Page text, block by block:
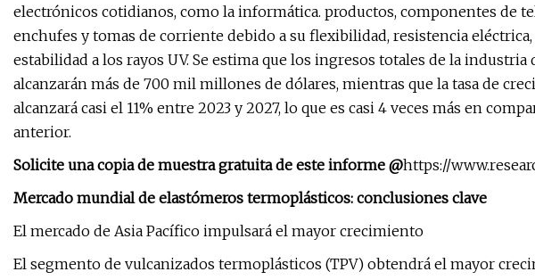
electrónicos cotidianos, como la informática. productos, componentes de
enchufes y tomas de corriente debido a su flexibilidad, resistencia
estabilidad a los rayos UV. Se estima que los ingresos totales de la
alcanzarán más de 700 mil millones de dólares, mientras que la tasa de
alcanzará casi el 11% entre 2023 y 2027, lo que es casi 4 veces más en
anterior.
Solicite una copia de muestra gratuita de este informe @https://
Mercado mundial de elastómeros termoplásticos: conclusiones clave
El mercado de Asia Pacífico impulsará el mayor crecimiento
El segmento de vulcanizados termoplásticos (TPV) obtendrá el mayor